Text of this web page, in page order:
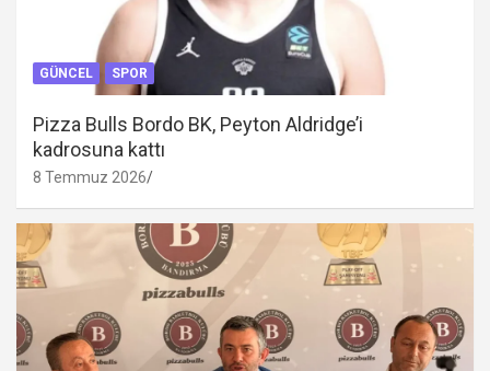
GÜNCEL SPOR
Pizza Bulls Bordo BK, Peyton Aldridge’i
kadrosuna kattı
8 Temmuz 2026